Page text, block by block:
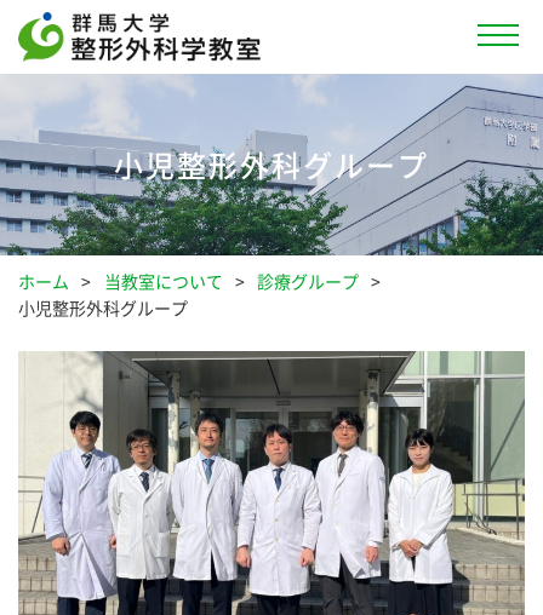
小児整形外科グループ
ホーム 当教室について
診療グループ
小児整形外科グループ